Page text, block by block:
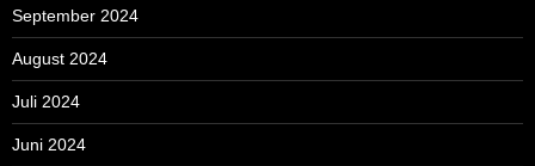
September 2024
August 2024
Juli 2024
Juni 2024